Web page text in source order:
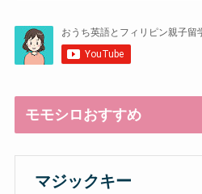
モモシロおすすめ
マジックキー